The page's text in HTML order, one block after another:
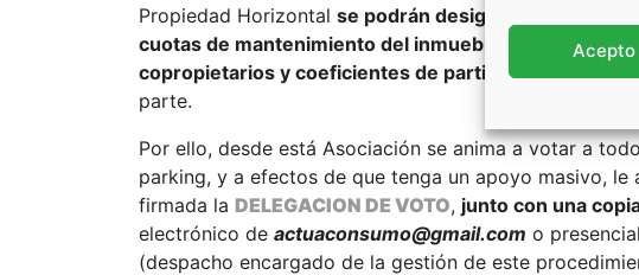
Acepto
Propiedad Horizontal se podrán designar los cargos y
cuotas de mantenimiento del inmueble en función de
copropietarios y coeficientes de participación
, y no
parte.
Por ello, desde está Asociación se anima a votar a
parking, y a efectos de que tenga un apoyo masivo, le
firmada la DELEGACION DE VOTO, junto con una
electrónico de actuaconsumo@gmail.com o
(despacho encargado de la gestión de este